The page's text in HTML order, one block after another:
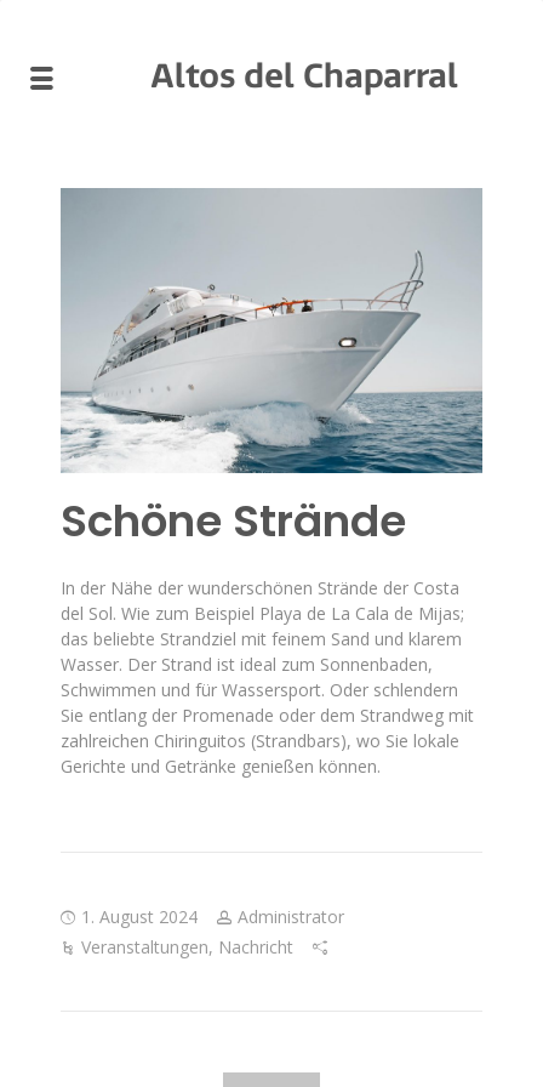
Altos del Chaparral
Schöne Strände
In der Nähe der wunderschönen Strände der Costa
del Sol. Wie zum Beispiel Playa de La Cala de Mijas;
das beliebte Strandziel mit feinem Sand und klarem
Wasser. Der Strand ist ideal zum Sonnenbaden,
Schwimmen und für Wassersport. Oder schlendern
Sie entlang der Promenade oder dem Strandweg mit
zahlreichen Chiringuitos (Strandbars), wo Sie lokale
Gerichte und Getränke genießen können.
1. August 2024
Administrator
Veranstaltungen, Nachricht